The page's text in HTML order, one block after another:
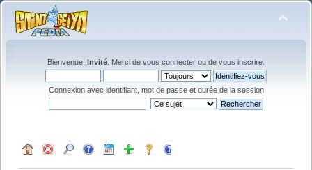
Bienvenue, Invité . Merci de vous connecter ou de vous inscrire
Connexion avec identifiant, mot de passe et durée de la session